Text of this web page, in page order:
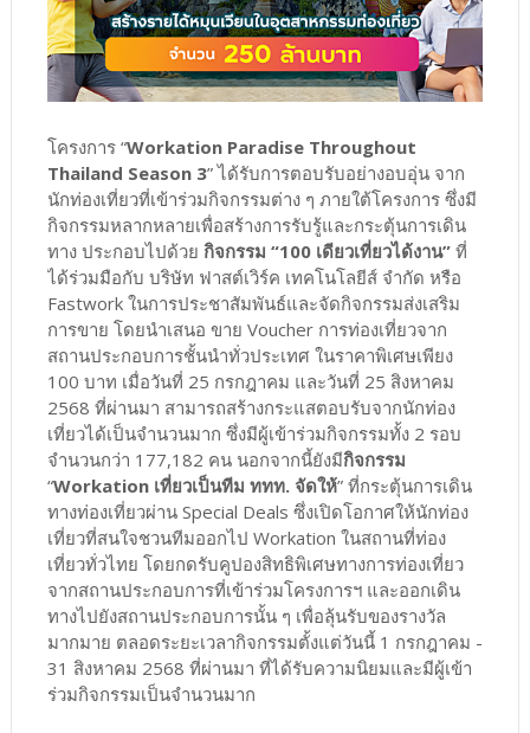
โครงการ “Workation Paradise Throughout
Thailand Season 3” ได้รับการตอบรับอย่างอบอุ่น จาก
นักท่องเที่ยวที่เข้าร่วมกิจกรรมต่าง ๆ ภายใต้โครงการ ซึ่งมี
กิจกรรมหลากหลายเพื่อสร้างการรับรู้และกระตุ้นการเดิน
ทาง ประกอบไปด้วย กิจกรรม “100 เดียวเที่ยวได้งาน” ที่
ได้ร่วมมือกับ บริษัท ฟาสต์เวิร์ค เทคโนโลยีส์ จำกัด หรือ
Fastwork ในการประชาสัมพันธ์และจัดกิจกรรมส่งเสริม
การขาย โดยนำเสนอ ขาย Voucher การท่องเที่ยวจาก
สถานประกอบการชั้นนำทั่วประเทศ ในราคาพิเศษเพียง
100 บาท เมื่อวันที่ 25 กรกฎาคม และวันที่ 25 สิงหาคม
2568 ที่ผ่านมา สามารถสร้างกระแสตอบรับจากนักท่อง
เที่ยวได้เป็นจำนวนมาก ซึ่งมีผู้เข้าร่วมกิจกรรมทั้ง 2 รอบ
จำนวนกว่า 177,182 คน นอกจากนี้ยังมีกิจกรรม
“Workation เที่ยวเป็นทีม ททท. จัดให้” ที่กระตุ้นการเดิน
ทางท่องเที่ยวผ่าน Special Deals ซึ่งเปิดโอกาศให้นักท่อง
เที่ยวที่สนใจชวนทีมออกไป Workation ในสถานที่ท่อง
เที่ยวทั่วไทย โดยกดรับคูปองสิทธิพิเศษทางการท่องเที่ยว
จากสถานประกอบการที่เข้าร่วมโครงการฯ และออกเดิน
ทางไปยังสถานประกอบการนั้น ๆ เพื่อลุ้นรับของรางวัล
มากมาย ตลอดระยะเวลากิจกรรมตั้งแต่วันนี้ 1 กรกฎาคม -
31 สิงหาคม 2568 ที่ผ่านมา ที่ได้รับความนิยมและมีผู้เข้า
ร่วมกิจกรรมเป็นจำนวนมาก